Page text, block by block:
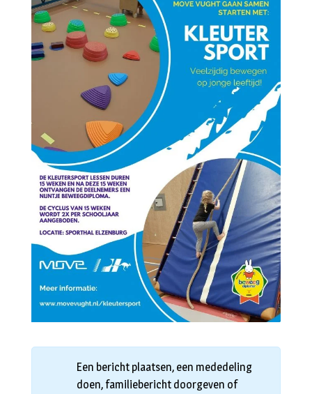
Een bericht plaatsen, een mededeling
doen, familiebericht doorgeven of